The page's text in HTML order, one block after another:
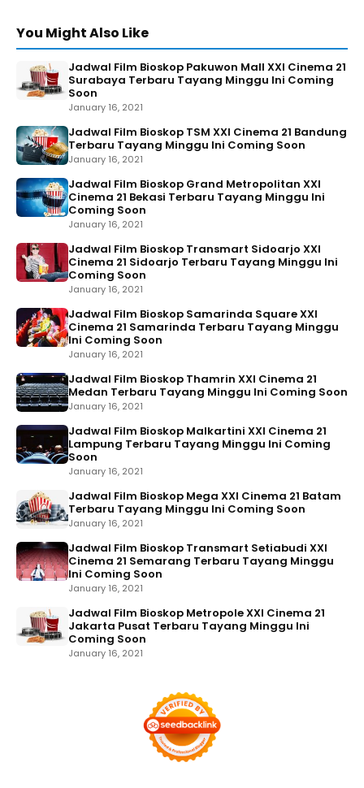
You Might Also Like
Jadwal Film Bioskop Pakuwon Mall XXI Cinema 21
Surabaya Terbaru Tayang Minggu Ini Coming
Soon
January 16, 2021
Jadwal Film Bioskop TSM XXI Cinema 21 Bandung
Terbaru Tayang Minggu Ini Coming Soon
January 16, 2021
Jadwal Film Bioskop Grand Metropolitan XXI
Cinema 21 Bekasi Terbaru Tayang Minggu Ini
Coming Soon
January 16, 2021
Jadwal Film Bioskop Transmart Sidoarjo XXI
Cinema 21 Sidoarjo Terbaru Tayang Minggu Ini
Coming Soon
January 16, 2021
Jadwal Film Bioskop Samarinda Square XXI
Cinema 21 Samarinda Terbaru Tayang Minggu
Ini Coming Soon
January 16, 2021
Jadwal Film Bioskop Thamrin XXI Cinema 21
Medan Terbaru Tayang Minggu Ini Coming Soon
January 16, 2021
Jadwal Film Bioskop Malkartini XXI Cinema 21
Lampung Terbaru Tayang Minggu Ini Coming
Soon
January 16, 2021
Jadwal Film Bioskop Mega XXI Cinema 21 Batam
Terbaru Tayang Minggu Ini Coming Soon
January 16, 2021
Jadwal Film Bioskop Transmart Setiabudi XXI
Cinema 21 Semarang Terbaru Tayang Minggu
Ini Coming Soon
January 16, 2021
Jadwal Film Bioskop Metropole XXI Cinema 21
Jakarta Pusat Terbaru Tayang Minggu Ini
Coming Soon
January 16, 2021